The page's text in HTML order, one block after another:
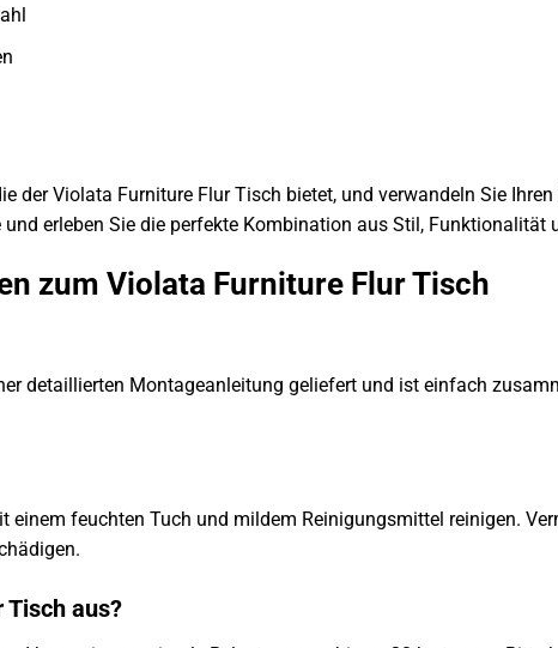
der Violata Furniture Flur Tisch bietet, und verwandeln Sie
erleben Sie die perfekte Kombination aus Stil, Funktionalität
zum Violata Furniture Flur Tisch
detaillierten Montageanleitung geliefert und ist einfach
einem feuchten Tuch und mildem Reinigungsmittel reinigen.
aus?